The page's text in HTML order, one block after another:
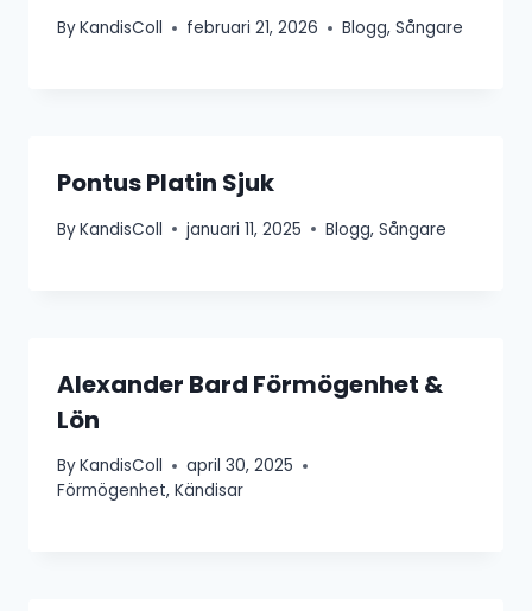
ByKandisColl februari 21, 2026 Blogg,Sångare
Pontus Platin Sjuk
ByKandisColl januari 11, 2025 Blogg,Sångare
Alexander Bard Förmögenhet &
Lön
ByKandisColl
april 30, 2025
Förmögenhet, Kändisar